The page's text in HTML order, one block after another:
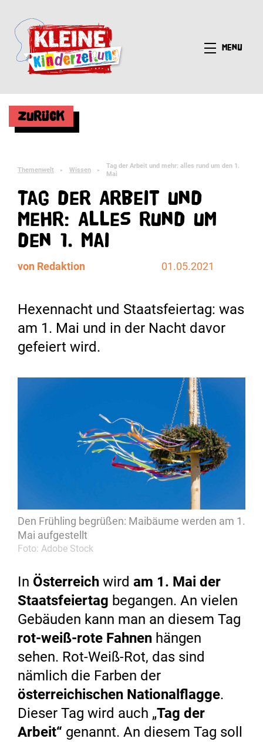
Menü
Zurück
Themenwelt ► Wissen ►
Tag der Arbeit und mehr: alles rund um den 1.
Mai
Tag der Arbeit und
mehr: Alles rund um
den 1. Mai
von Redaktion 01.05.2021
Hexennacht und Staatsfeiertag: was
am 1. Mai und in der Nacht davor
gefeiert wird.
Den Frühling begrüßen: Maibäume werden am 1.
Mai aufgestellt
Foto: Adobe Stock
In Österreich wird am 1. Mai der
Staatsfeiertag begangen. An vielen
Gebäuden kann man an diesem Tag
rot-weiß-rote Fahnen hängen
sehen. Rot-Weiß-Rot, das sind
nämlich die Farben der
österreichischen Nationalflagge.
Dieser Tag wird auch „Tag der
Arbeit“ genannt. An diesem Tag soll